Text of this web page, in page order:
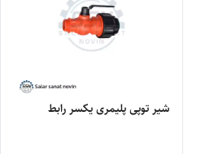
شیر توپی پلیمری یکسر رابط